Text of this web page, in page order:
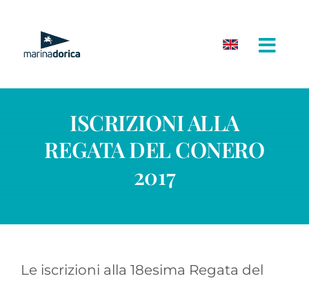
contenuto
ISCRIZIONI ALLA
REGATA DEL CONERO
2017
Le iscrizioni alla 18esima Regata del